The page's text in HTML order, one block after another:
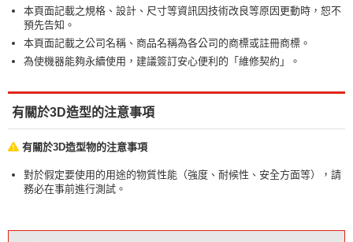
本頁面記載之規格、設計、尺寸等資訊因技術改良等原因更動時，恕不
預先告知。
本頁面記載之公司名稱、商品名稱為各公司的商標或註冊商標。
為使機器能夠永續使用，建議簽訂安心便利的「維修契約」。
有關於3D造型的注意事項
有關於3D造型物的注意事項
對於假定要使用的用途的物質性能（強度、耐候性、安全方面等），請
務必在事前進行測試。